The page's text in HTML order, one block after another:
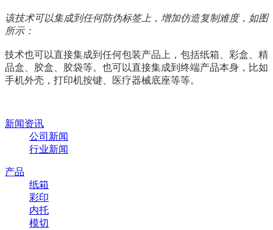
该技术可以集成到任何防伪标签上，增加仿造复制难度，如图
所示：
技术也可以直接集成到任何包装产品上，包括纸箱、彩盒、精
品盒、胶盒、胶袋等。也可以直接集成到终端产品本身，比如
手机外壳，打印机按键、医疗器械底座等等。
新闻资讯
公司新闻
行业新闻
产品
纸箱
彩印
内托
模切